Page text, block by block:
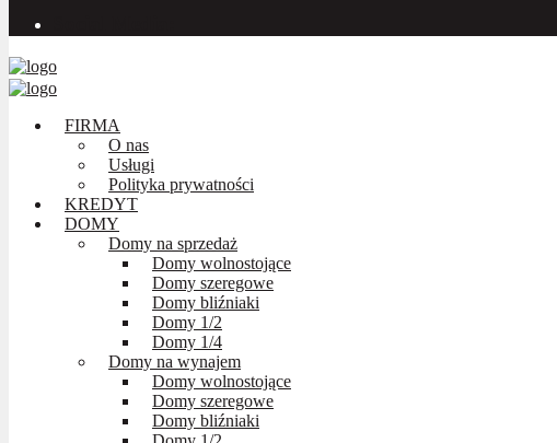
FIRMA
O nas
Usługi
Polityka prywatności
KREDYT
DOMY
Domy na sprzedaż
Domy wolnostojące
Domy szeregowe
Domy bliźniaki
Domy 1/2
Domy 1/4
Domy na wynajem
Domy wolnostojące
Domy szeregowe
Domy bliźniaki